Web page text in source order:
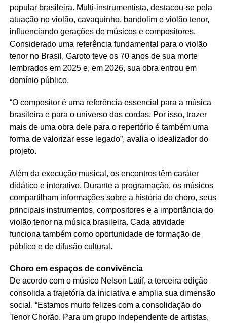
popular brasileira. Multi-instrumentista, destacou-se pela
atuação no violão, cavaquinho, bandolim e violão tenor,
influenciando gerações de músicos e compositores.
Considerado uma referência fundamental para o violão
tenor no Brasil, Garoto teve os 70 anos de sua morte
lembrados em 2025 e, em 2026, sua obra entrou em
domínio público.
“O compositor é uma referência essencial para a música
brasileira e para o universo das cordas. Por isso, trazer
mais de uma obra dele para o repertório é também uma
forma de valorizar esse legado”, avalia o idealizador do
projeto.
Além da execução musical, os encontros têm caráter
didático e interativo. Durante a programação, os músicos
compartilham informações sobre a história do choro, seus
principais instrumentos, compositores e a importância do
violão tenor na música brasileira. Cada atividade
funciona também como oportunidade de formação de
público e de difusão cultural.
Choro em espaços de convivência
De acordo com o músico Nelson Latif, a terceira edição
consolida a trajetória da iniciativa e amplia sua dimensão
social. “Estamos muito felizes com a consolidação do
Tenor Chorão. Para um grupo independente de artistas,